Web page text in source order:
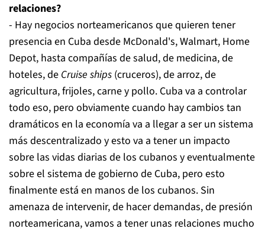
relaciones?
- Hay negocios norteamericanos que quieren tener
presencia en Cuba desde McDonald's, Walmart, Home
Depot, hasta compañías de salud, de medicina, de
hoteles, de Cruise ships (cruceros), de arroz, de
agricultura, frijoles, carne y pollo. Cuba va a controlar
todo eso, pero obviamente cuando hay cambios tan
dramáticos en la economía va a llegar a ser un sistema
más descentralizado y esto va a tener un impacto
sobre las vidas diarias de los cubanos y eventualmente
sobre el sistema de gobierno de Cuba, pero esto
finalmente está en manos de los cubanos. Sin
amenaza de intervenir, de hacer demandas, de presión
norteamericana, vamos a tener unas relaciones mucho